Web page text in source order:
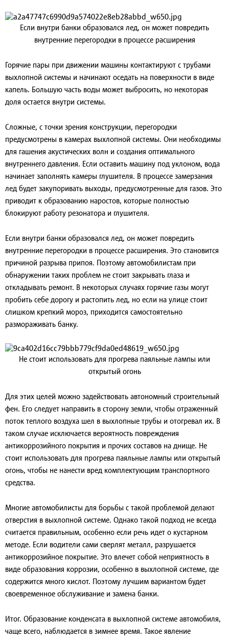
Если внутри банки образовался лед, он может повредить
внутренние перегородки в процессе расширения
Горячие пары при движении машины контактируют с трубами
выхлопной системы и начинают оседать на поверхности в виде
капель. Большую часть воды может выбросить, но некоторая
доля остается внутри системы.
Сложные, с точки зрения конструкции, перегородки
предусмотрены в камерах выхлопной системы. Они необходимы
для гашения акустических волн и создания оптимального
внутреннего давления. Если оставить машину под уклоном, вода
начинает заполнять камеры глушителя. В процессе замерзания
лед будет закупоривать выходы, предусмотренные для газов. Это
приводит к образованию наростов, которые полностью
блокируют работу резонатора и глушителя.
Если внутри банки образовался лед, он может повредить
внутренние перегородки в процессе расширения. Это становится
причиной разрыва припоя. Поэтому автомобилистам при
обнаружении таких проблем не стоит закрывать глаза и
откладывать ремонт. В некоторых случаях горячие газы могут
пробить себе дорогу и растопить лед, но если на улице стоит
слишком крепкий мороз, приходится самостоятельно
размораживать банку.
Не стоит использовать для прогрева паяльные лампы или
открытый огонь
Для этих целей можно задействовать автономный строительный
фен. Его следует направить в сторону земли, чтобы отраженный
поток теплого воздуха шел в выхлопные трубы и отогревал их. В
таком случае исключается вероятность повреждения
антикоррозийного покрытия и прочих составов на днище. Не
стоит использовать для прогрева паяльные лампы или открытый
огонь, чтобы не нанести вред комплектующим транспортного
средства.
Многие автомобилисты для борьбы с такой проблемой делают
отверстия в выхлопной системе. Однако такой подход не всегда
считается правильным, особенно если речь идет о кустарном
методе. Если водители сами сверлят металл, разрушается
антикоррозийное покрытие. Это влечет собой неприятность в
виде образования коррозии, особенно в выхлопной системе, где
содержится много кислот. Поэтому лучшим вариантом будет
своевременное обслуживание и замена банки.
Итог. Образование конденсата в выхлопной системе автомобиля,
чаще всего, наблюдается в зимнее время. Такое явление